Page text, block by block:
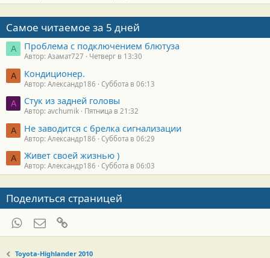
Самое читаемое за 5 дней
А Проблема с подключением блютуза
Автор: Азамат727 Четверг в 13:30
А Кондиционер.
Автор: Александр186 Суббота в 06:13
A Стук из задней головы
Автор: avchumik Пятница в 21:32
А Не заводится с брелка сигнализации
Автор: Александр186 Суббота в 06:29
А Живет своей жизнью )
Автор: Александр186 Суббота в 06:03
Поделиться страницей
WhatsAppЭлектронная почта
Toyota-Highlander 2010